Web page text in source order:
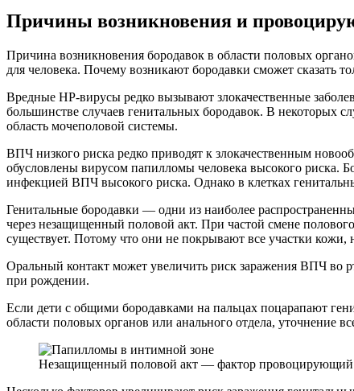
Причины возникновения и
Причина возникновения бородавок в области половых
для человека. Почему возникают бородавки сможет сказать
Вредные HP-вирусы редко вызывают злокачественные
большинстве случаев генитальных бородавок. В
область мочеполовой системы.
ВПЧ низкого риска редко приводят к злокачественным
обусловлены вирусом папилломы человека высокого риска.
инфекцией ВПЧ высокого риска. Однако в клетках
Генитальные бородавки — одни из наиболее
через незащищенный половой акт. При частой смене
существует. Потому что они не покрывают все участки кожи,
Оральный контакт может увеличить риск заражения ВПЧ во
при рождении.
Если дети с общими бородавками на пальцах поцарапают
области половых органов или анального отдела, уточнение
Незащищенный половой акт — фактор провоцирующий